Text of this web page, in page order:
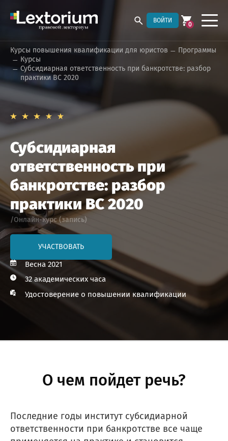
ВОЙТИ
0
Курсы повышения квалификации для юристов
Программы
Курсы
Субсидиарная ответственность при банкротстве: разбор
практики ВС 2020
Субсидиарная
ответственность при
банкротстве: разбор
практики ВС 2020
/Онлайн-курс (запись)
УЧАСТВОВАТЬ
Весна 2021
32 академических часа
Удостоверение о повышении квалификации
О чем пойдет речь?
Последние годы институт субсидиарной
ответственности при банкротстве все чаще